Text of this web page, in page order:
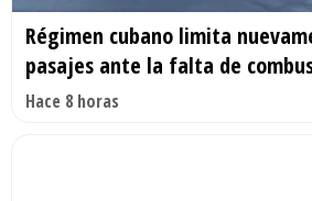
Régimen cubano limita
pasajes ante la falta de
Hace 8 horas